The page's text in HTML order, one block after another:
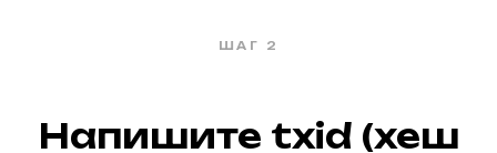
ШАГ 2
Напишите txid (хеш